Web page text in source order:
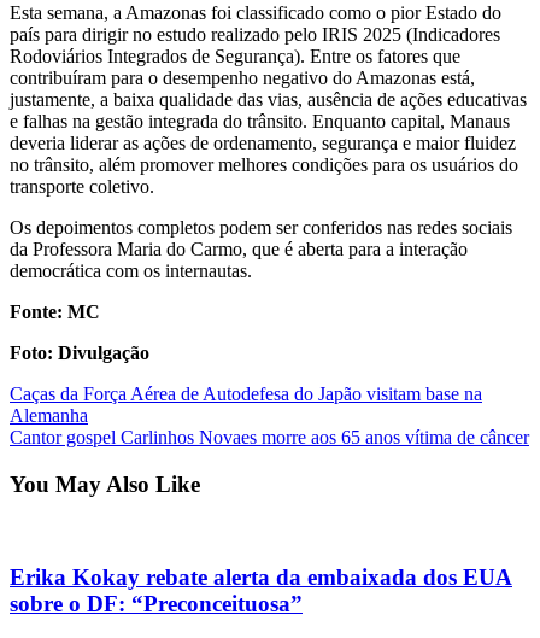
Esta semana, a Amazonas foi classificado como o pior Estado do
país para dirigir no estudo realizado pelo IRIS 2025 (Indicadores
Rodoviários Integrados de Segurança). Entre os fatores que
contribuíram para o desempenho negativo do Amazonas está,
justamente, a baixa qualidade das vias, ausência de ações educativas
e falhas na gestão integrada do trânsito. Enquanto capital, Manaus
deveria liderar as ações de ordenamento, segurança e maior fluidez
no trânsito, além promover melhores condições para os usuários do
transporte coletivo.
Os depoimentos completos podem ser conferidos nas redes sociais
da Professora Maria do Carmo, que é aberta para a interação
democrática com os internautas.
Fonte: MC
Foto: Divulgação
Post
navigation
Caças da Força Aérea de Autodefesa do Japão visitam base na
Alemanha
Cantor gospel Carlinhos Novaes morre aos 65 anos vítima de câncer
You May Also Like
Erika Kokay rebate alerta da embaixada dos EUA
sobre o DF: “Preconceituosa”